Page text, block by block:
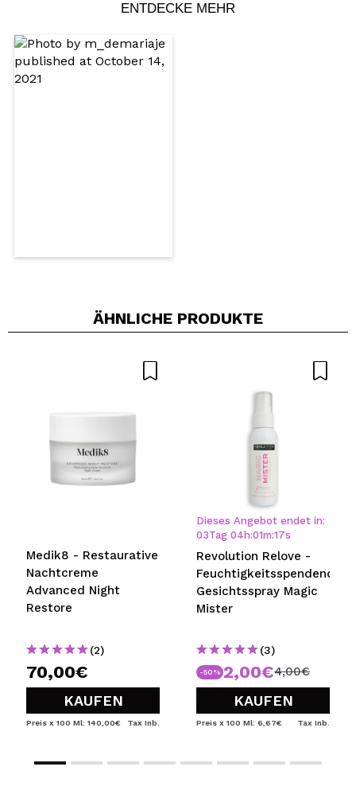
Mit Hydrolat, Öl und Sanddornextrakt.
Mit Bio-Lipid-Komplex.
Hilft, vor Austrocknung und Bruch zu schützen.
ENTDECKE MEHR
ÄHNLICHE PRODUKTE
Medik8 - Restaurative
Nachtcreme
Advanced Night
Restore
(2)
70,00€
KAUFEN
Preis x 100 Ml: 140,00€ Tax Inb.
Dieses Angebot endet in:
03Tag 04h:01m:17s
Revolution Relove -
Feuchtigkeitsspendendes
Gesichtsspray Magic
Mister
(3)
-50% 2,00€4,00€
KAUFEN
Preis x 100 Ml: 6,67€ Tax Inb.